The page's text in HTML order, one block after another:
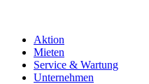
Aktion
Mieten
Service & Wartung
Unternehmen